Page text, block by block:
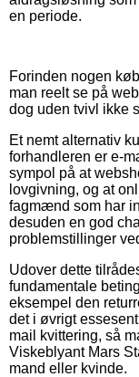
en periode.
Forinden nogen
man reelt se på
dog uden tvivl ikke
Et nemt alternativ
forhandleren er e-
sympol på at
lovgivning, og at
fagmænd som har
desuden en god
problemstillinger
Udover dette
fundamentale
eksempel den
det i øvrigt
mail kvittering, så
Viskeblyant Mars
mand eller kvinde.